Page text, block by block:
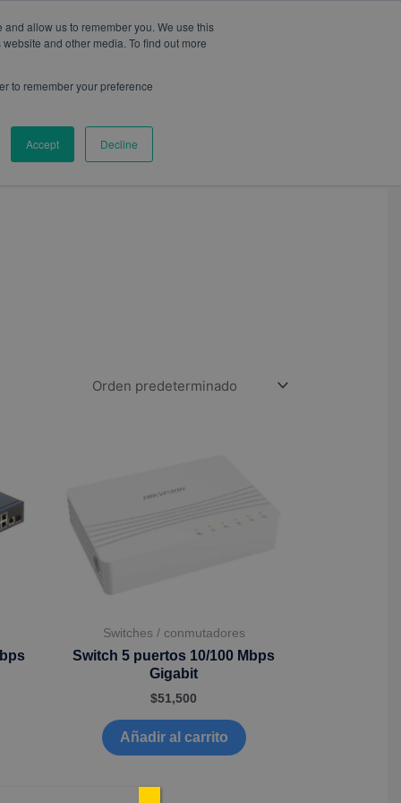
allow us to remember you. We use this
and other media. To find out more
to remember your preference
Accept Decline
CONTACTO BLOG
Switches / conmutadores
Switch 5 puertos 10/100 Mbps
Gigabit
$51,500
Añadir al carrito